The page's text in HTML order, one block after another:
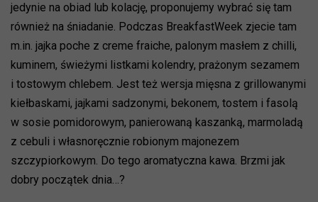
jedynie na obiad lub kolację, proponujemy wybrać się tam
również na śniadanie. Podczas BreakfastWeek zjecie tam
m.in. jajka poche z creme fraiche, palonym masłem z chilli,
kuminem, świeżymi listkami kolendry, prażonym sezamem
i tostowym chlebem. Jest też wersja mięsna z grillowanymi
kiełbaskami, jajkami sadzonymi, bekonem, tostem i fasolą
w sosie pomidorowym, panierowaną kaszanką, marmoladą
z cebuli i własnoręcznie robionym majonezem
szczypiorkowym. Do tego aromatyczna kawa. Brzmi jak
dobry początek dnia…?